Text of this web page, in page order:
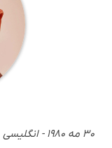
۳۰ مه ۱۹۸۰ - انگلیسی